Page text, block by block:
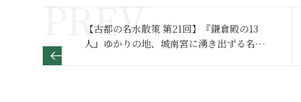
【古都の名水散策 第21回】『鎌倉殿の13
人』ゆかりの地、城南宮に湧き出ずる名水